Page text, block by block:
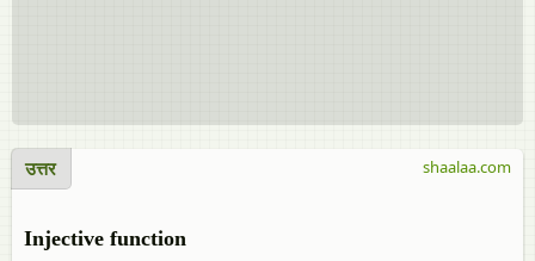
उत्तर
Injective function
shaalaa.com